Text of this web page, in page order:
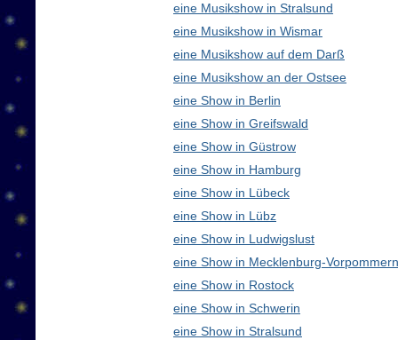
eine Musikshow in Stralsund
eine Musikshow in Wismar
eine Musikshow auf dem Darß
eine Musikshow an der Ostsee
eine Show in Berlin
eine Show in Greifswald
eine Show in Güstrow
eine Show in Hamburg
eine Show in Lübeck
eine Show in Lübz
eine Show in Ludwigslust
eine Show in Mecklenburg-
eine Show in Rostock
eine Show in Schwerin
eine Show in Stralsund